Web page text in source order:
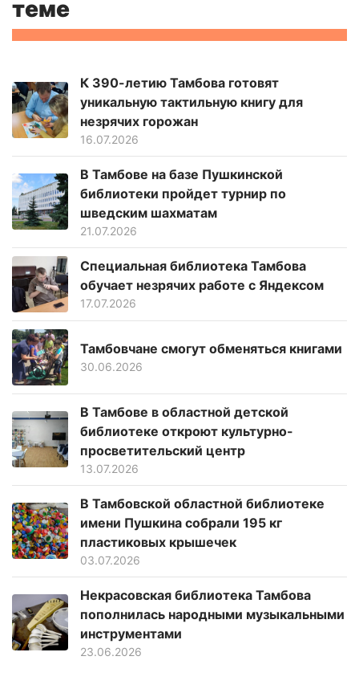
теме
К 390-летию Тамбова готовят
уникальную тактильную книгу для
незрячих горожан
16.07.2026
В Тамбове на базе Пушкинской
библиотеки пройдет турнир по
шведским шахматам
21.07.2026
Специальная библиотека Тамбова
обучает незрячих работе с Яндексом
17.07.2026
Тамбовчане смогут обменяться книгами
30.06.2026
В Тамбове в областной детской
библиотеке откроют культурно-
просветительский центр
13.07.2026
В Тамбовской областной библиотеке
имени Пушкина собрали 195 кг
пластиковых крышечек
03.07.2026
Некрасовская библиотека Тамбова
пополнилась народными музыкальными
инструментами
23.06.2026